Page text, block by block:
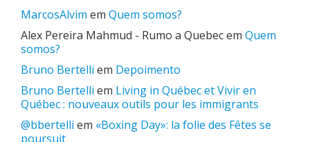
MarcosAlvim em Quem somos?
Alex Pereira Mahmud - Rumo a Quebecem Quem
somos?
Bruno Bertelli em Depoimento
Bruno Bertelli em Living in Québec et Vivir en
Québec : nouveaux outils pour les immigrants
@bbertelli em «Boxing Day»: la folie des Fêtes se
poursuit